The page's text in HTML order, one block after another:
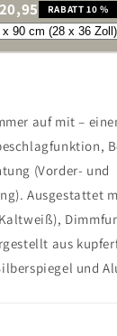
RABATT 10 %
auf mit –
(Vorder- und
Ausgestattet
aus
und